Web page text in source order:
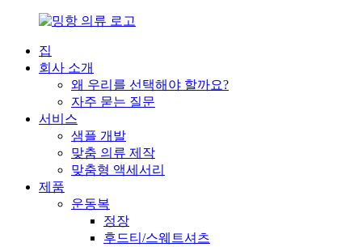
집
회사 소개
왜 우리를 선택해야 할까요?
자주 묻는 질문
서비스
샘플 개발
맞춤 의류 제작
맞춤형 액세서리
제품
운동복
정장
후드티/스웨트셔츠